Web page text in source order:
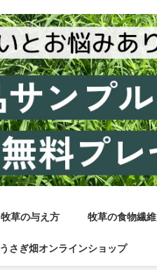
牧草の与え方 牧草の食物繊維
うさぎ畑オンラインショップ